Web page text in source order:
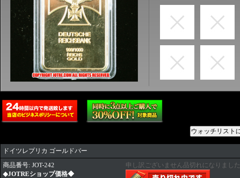
ドイツレプリカ ゴールドバー
商品番号: JOT-242
◆JOTREショップ価格◆
申し訳ございません品切れになりました